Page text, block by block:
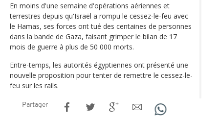
En moins d'une semaine d'opérations aériennes et
terrestres depuis qu'Israël a rompu le cessez-le-feu avec
le Hamas, ses forces ont tué des centaines de personnes
dans la bande de Gaza, faisant grimper le bilan de 17
mois de guerre à plus de 50 000 morts.
Entre-temps, les autorités égyptiennes ont présenté une
nouvelle proposition pour tenter de remettre le cessez-le-
feu sur les rails.
Partager